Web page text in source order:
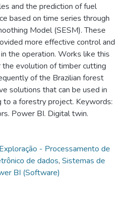
and the prediction of fuel
based on time series through
Model (SESM). These
more effective control and
the operation. Works like this
evolution of timber cutting
of the Brazilian forest
solutions that can be used in
a forestry project. Keywords:
Power BI. Digital twin.
- Processamento de
de dados, Sistemas de
BI (Software)